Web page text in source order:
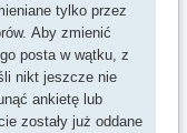
tylko przez
Aby zmienić
posta w wątku, z
nikt jeszcze nie
ankietę lub
zostały już oddane